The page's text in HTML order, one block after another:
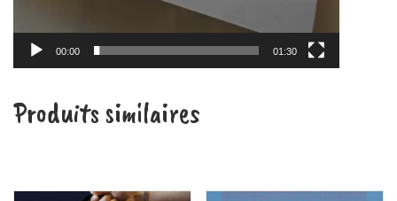
00:00 01:30
Produits similaires